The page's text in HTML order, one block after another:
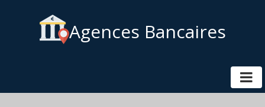
Agences Bancaires